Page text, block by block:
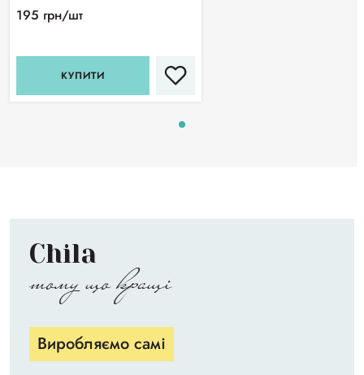
195 грн/шт
КУПИТИ
Chila
тому що кращі
Виробляємо самі